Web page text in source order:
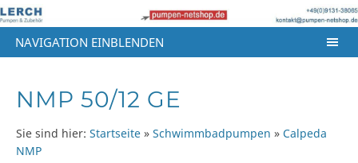
NAVIGATION EINBLENDEN
NMP 50/12 GE
Sie sind hier: Startseite » Schwimmbadpumpen » Calpeda
NMP